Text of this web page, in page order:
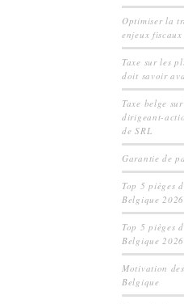
Optimiser la
enjeux
Taxe sur les
doit savoir
Taxe belge
dirigeant-
de SRL
Garantie de
Top 5 pièges
Belgique 2026
Top 5 pièges
Belgique 2026
Motivation
Belgique